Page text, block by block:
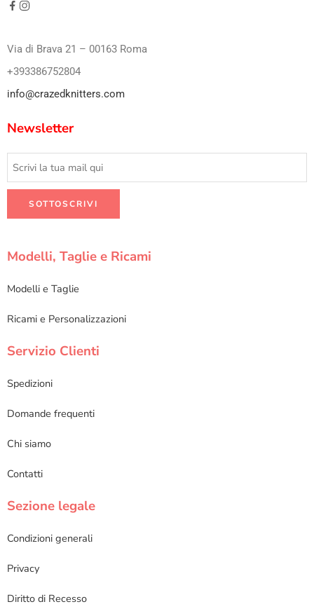
Via di Brava 21 – 00163 Roma
+393386752804
info@crazedknitters.com
Newsletter
Modelli, Taglie e Ricami
Modelli e Taglie
Ricami e Personalizzazioni
Servizio Clienti
Spedizioni
Domande frequenti
Chi siamo
Contatti
Sezione legale
Condizioni generali
Privacy
Diritto di Recesso